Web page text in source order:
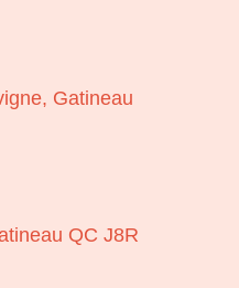
Gatineau
QC J8R